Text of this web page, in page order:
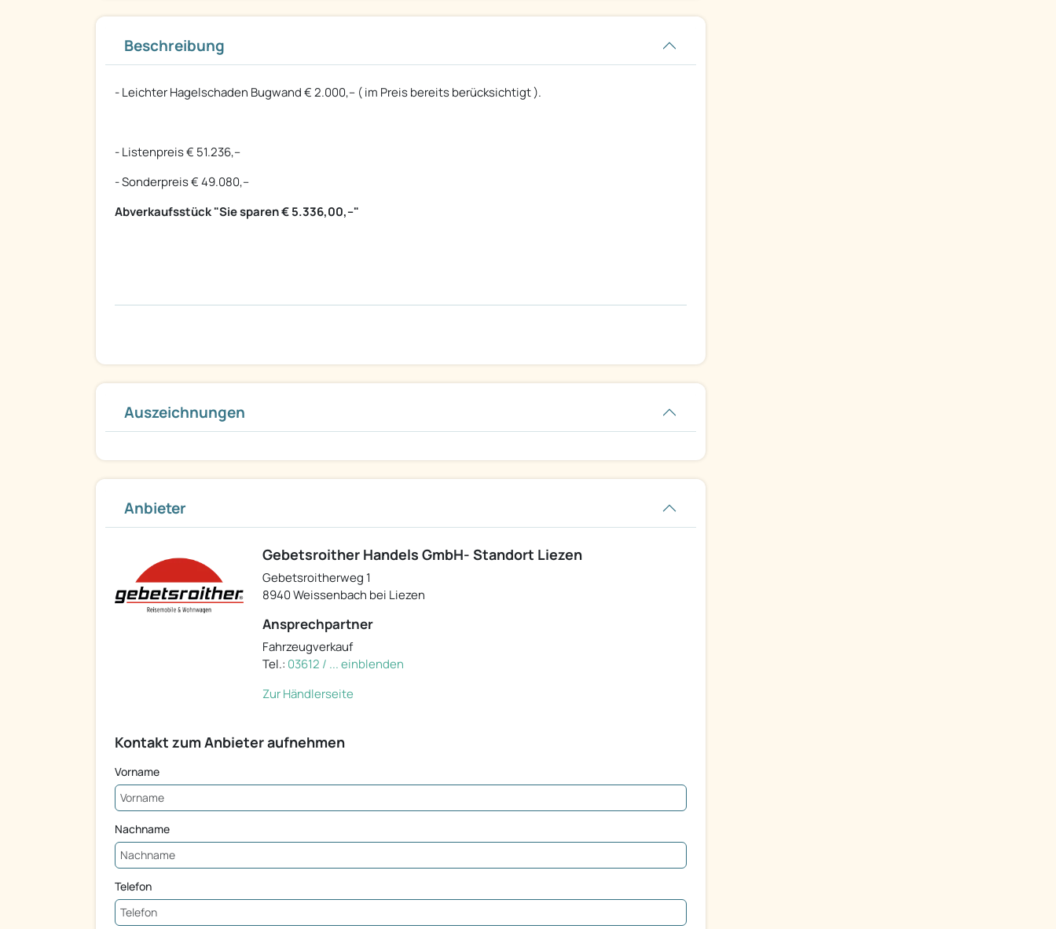
Beschreibung
- Leichter Hagelschaden Bugwand € 2.000,-- ( im Preis bereits berücksichtigt ).
- Listenpreis € 51.236,--
- Sonderpreis € 49.080,--
Abverkaufsstück "Sie sparen € 5.336,00,--"
Auszeichnungen
Anbieter
Gebetsroither Handels GmbH- Standort Liezen
Gebetsroitherweg 1
8940 Weissenbach bei Liezen
Ansprechpartner
Fahrzeugverkauf
Tel.: 03612 / ... einblenden
Zur Händlerseite
Kontakt zum Anbieter aufnehmen
Vorname
Nachname
Telefon